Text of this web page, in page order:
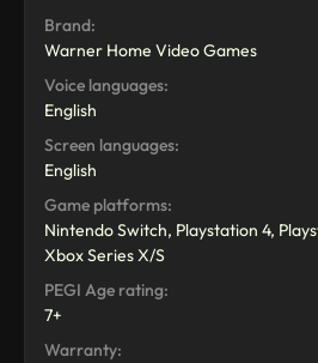
Brand:
Warner Home Video Games
Voice languages:
English
Screen languages:
English
Game platforms:
Nintendo Switch, Playstation 4,
Xbox Series X/S
PEGI Age rating:
7+
Warranty: